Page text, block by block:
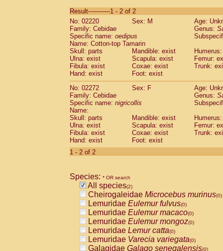
CebidaeSaguinus labiatus(0)
Cebidae Saguinus leucopus (0)
Cebidae
CebidaeSaguinus mystax
Cebidae Saguinus nigricollis (1)
Cebidae Saguinus oedipus
Cebidae Saguinus weddelli
Cebidae Saguinusspp.
Cebidae Aotus trivirgatus
Cebidae
CebidaeCebus apella
Cebidae
Cebidae Cebus nigrivittatus
Cebidae Cebusspp.(0)
Cebidae Saimiri boliviensis
CebidaeSaimiri sciureus(0)
AtelidaeAlouatta caraya(0)
Atelidae Alouatta seniculus
AtelidaeAlouatta
AtelidaeAteles belzebuth(0)
AtelidaeAteles geoffroyi(0)
AtelidaeAteles paniscus(0)
AtelidaeAtelesspp. (0)
AtelidaeLagothrix lagothricha
AtelidaeLagothrix lagothricha cana
PitheciidaeCacajao calvus
Result-----------1 - 2 of 2
No: 02220
Sex: M
Age:
Family: Cebidae
Genus:
Specific name: oedipus
Name: Cotton-top Tamarin
Skull: parts
Mandible: exist
Ulna: exist
Scapula: exist
Femur:
Fibula: exist
Coxae: exist
Trunk:
Hand: exist
Foot: exist
No: 02272
Sex: F
Age:
Family: Cebidae
Genus:
Specific name: nigricollis
Name:
Skull: parts
Mandible: exist
Ulna: exist
Scapula: exist
Femur:
Fibula: exist
Coxae: exist
Trunk:
Hand: exist
Foot: exist
1 - 2 of 2
Species: * OR search
All species(2)
Cheirogaleidae Microcebus murinus(0)
Lemuridae Eulemur fulvus(0)
Lemuridae Eulemur macaco(0)
Lemuridae Eulemur mongoz(0)
Lemuridae Lemur catta(0)
Lemuridae Varecia variegata(0)
Galagidae Galago senegalensis(0)